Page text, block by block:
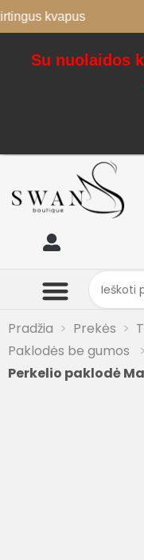
kvapus
Su nuolaidos
Pradžia Prekės
Paklodės be gumos
Perkelio paklodė